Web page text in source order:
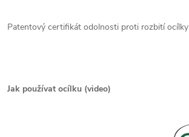
Patentový certifikát odolnosti proti rozbití ocílky
Jak používat ocílku (video)